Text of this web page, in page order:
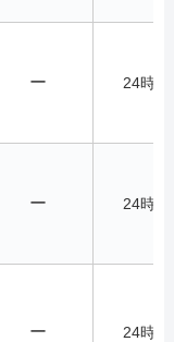
ー 24時間
ー 24時間
ー 24時間